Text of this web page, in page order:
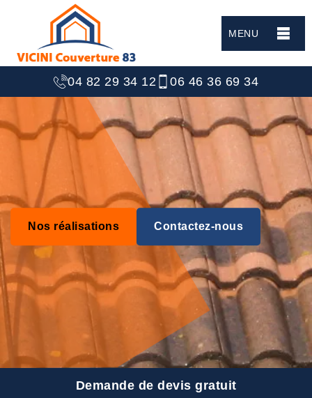
MENU
04 82 29 34 12 06 46 36 69 34
Nos réalisations Contactez-nous
Demande de devis gratuit